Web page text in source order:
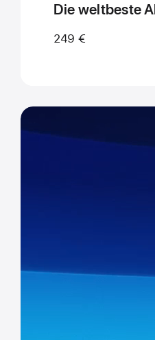
Die weltbeste
249 €